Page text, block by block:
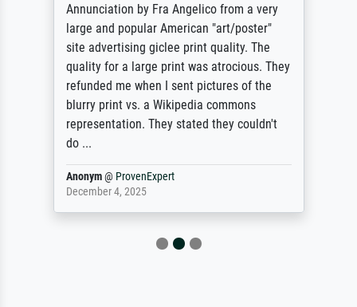
Annunciation by Fra Angelico from a very
large and popular American "art/poster"
site advertising giclee print quality. The
quality for a large print was atrocious. They
refunded me when I sent pictures of the
blurry print vs. a Wikipedia commons
representation. They stated they couldn't
do ...
Anonym@ ProvenExpert
December 4, 2025